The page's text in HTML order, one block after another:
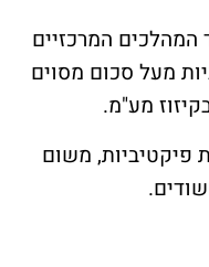
בהדרגה מאז 2024, נחשבת לאחד המהלכים המרכזיים
מעל סכום מסוים
מע"מ.
פיקטיביות, משום